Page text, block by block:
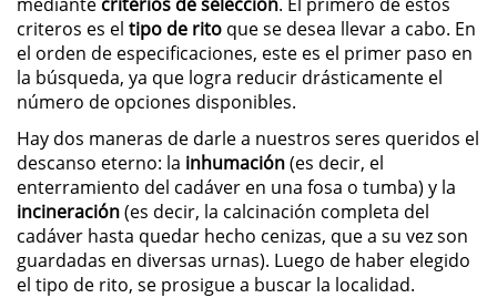
criteros es el tipo de rito que se desea llevar a cabo. En
el orden de especificaciones, este es el primer paso en
la búsqueda, ya que logra reducir drásticamente el
número de opciones disponibles.
Hay dos maneras de darle a nuestros seres queridos el
descanso eterno: la inhumación(es decir, el
enterramiento del cadáver en una fosa o tumba) y la
incineración(es decir, la calcinación completa del
cadáver hasta quedar hecho cenizas, que a su vez son
guardadas en diversas urnas). Luego de haber elegido
el tipo de rito, se prosigue a buscar la localidad.